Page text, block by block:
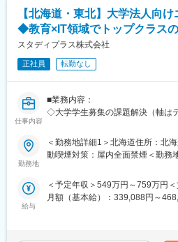
先生方と対話を重ね、10代の未来
係を築きます。
導入後は、現場での活用状況をモ
むよう伴走します。
オンラインツールを活用した効率
つ、
必要に応じて直接訪問を行い、学
イナミズムを実感できる業務です。
■所属組織：
て事業を推進しています。
メンバーは大手企業出身者や教育
非常に活発です。
リーダー候補からメンバーまで、
【北海道・東北】大学法人向
◆教育×IT領域でトップクラス
スタディプラス株式会社
正社員 転勤なし
仕事内容
■業務内容：
◇大学学生募集の課題解決（軸は
・Studyplusの広告商品の提案
・Studyplusデータを活用した
制作の提案
・マーケティングオートメーショ
勤務地
＜勤務地詳細1＞北海道住所：北
動喫煙対策：屋内全面禁煙＜勤務
給与
＜予定年収＞549万円～759万円
月額（基本給）：339,088円～